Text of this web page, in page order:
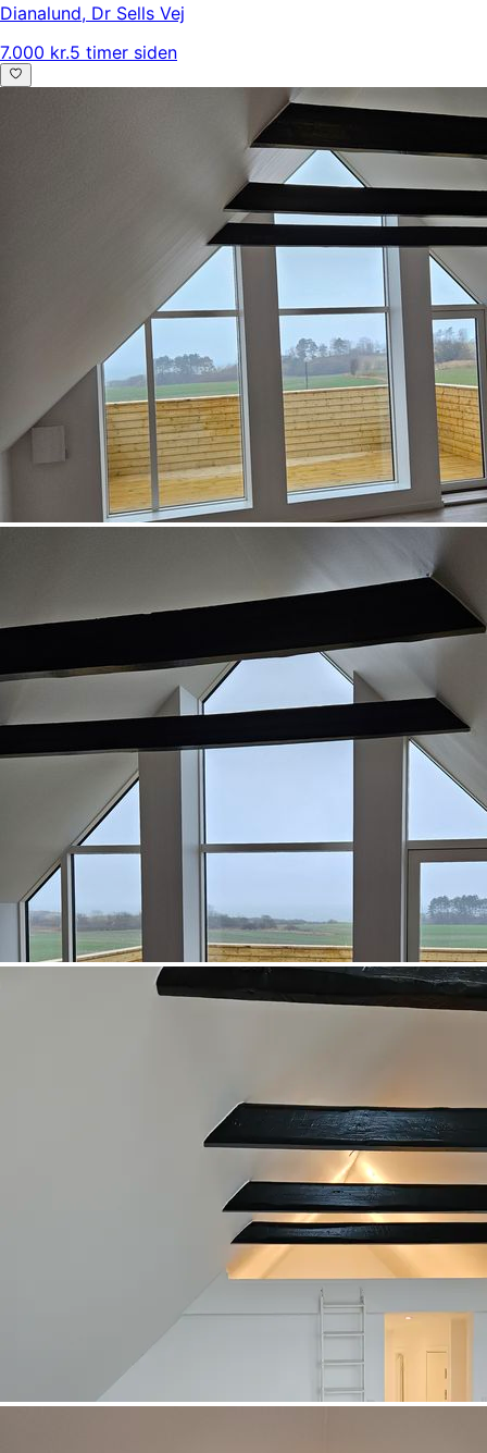
Dianalund, Dr Sells Vej
7.000 kr.5 timer siden